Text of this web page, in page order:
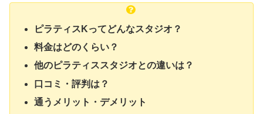
ピラティスKってどんなスタジオ？
料金はどのくらい？
他のピラティススタジオとの違いは？
口コミ・評判は？
通うメリット・デメリット